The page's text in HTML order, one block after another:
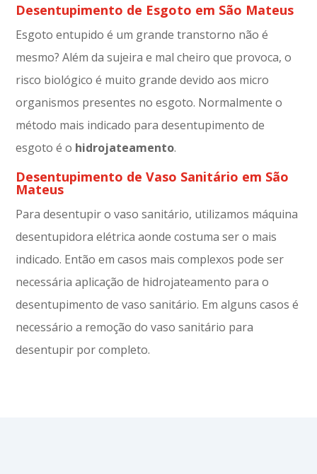
Desentupimento de Esgoto em São Mateus
Esgoto entupido é um grande transtorno não é
mesmo? Além da sujeira e mal cheiro que provoca, o
risco biológico é muito grande devido aos micro
organismos presentes no esgoto. Normalmente o
método mais indicado para desentupimento de
esgoto é o hidrojateamento.
Desentupimento de Vaso Sanitário em São
Mateus
Para desentupir o vaso sanitário, utilizamos máquina
desentupidora elétrica aonde costuma ser o mais
indicado. Então em casos mais complexos pode ser
necessária aplicação de hidrojateamento para o
desentupimento de vaso sanitário. Em alguns casos é
necessário a remoção do vaso sanitário para
desentupir por completo.